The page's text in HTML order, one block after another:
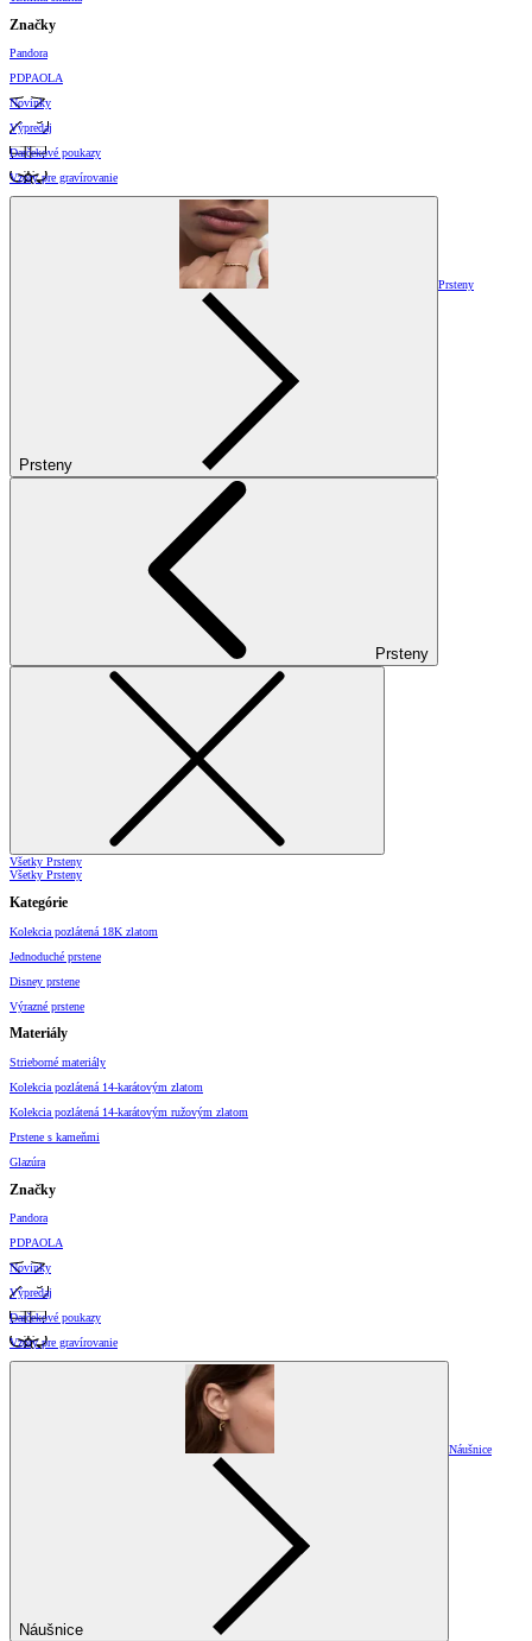
Značky
Pandora
PDPAOLA
Novinky
Výpredaj
Darčekové poukazy
Vzory pre gravírovanie
Prsteny
Prsteny
Prsteny
Všetky Prsteny
Všetky Prsteny
Kategórie
Kolekcia pozlátená 18K zlatom
Jednoduché prstene
Disney prstene
Výrazné prstene
Materiály
Strieborné materiály
Kolekcia pozlátená 14-karátovým zlatom
Kolekcia pozlátená 14-karátovým ružovým zlatom
Prstene s kameňmi
Glazúra
Značky
Pandora
PDPAOLA
Novinky
Výpredaj
Darčekové poukazy
Vzory pre gravírovanie
Náušnice
Náušnice